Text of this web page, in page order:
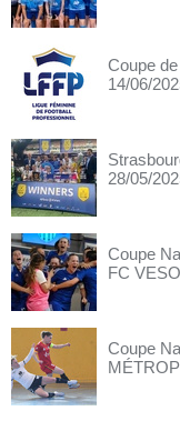
Coupe
14/06/
28/05/
Coupe
FC
Coupe